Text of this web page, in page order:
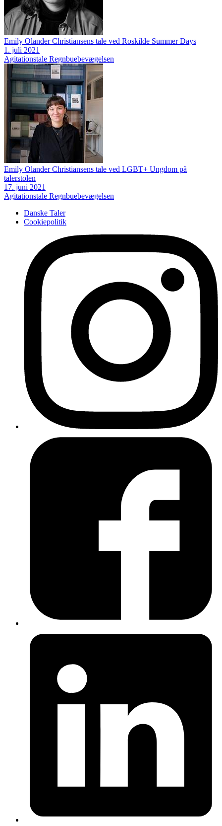
Emily Olander Christiansens tale ved Roskilde Summer Days
1. juli 2021
Agitationstale Regnbuebevægelsen
Emily Olander Christiansens tale ved LGBT+ Ungdom på
talerstolen
17. juni 2021
Agitationstale Regnbuebevægelsen
Danske Taler
Cookiepolitik